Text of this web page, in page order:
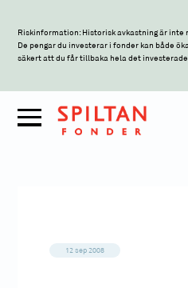
Riskinformation: Historisk avkastning är inte
De pengar du investerar i fonder kan både
säkert att du får tillbaka hela det
12 sep 2008